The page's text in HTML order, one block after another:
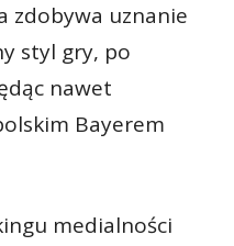
zdobywa uznanie
styl gry, po
nawet
Bayerem
medialności